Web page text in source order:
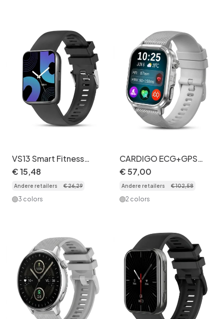
VS13 Smart Fitness
Tracker Horloge met
1,75 inch vierkant
scherm
€15,48
Andere retailers €26,29
3 colors
CARDIGO ECG+GPS
Premium Professionele
Smartwatch -
Gezondheids- en
fitnesstracker
€57,00
Andere retailers €102,58
2 colors